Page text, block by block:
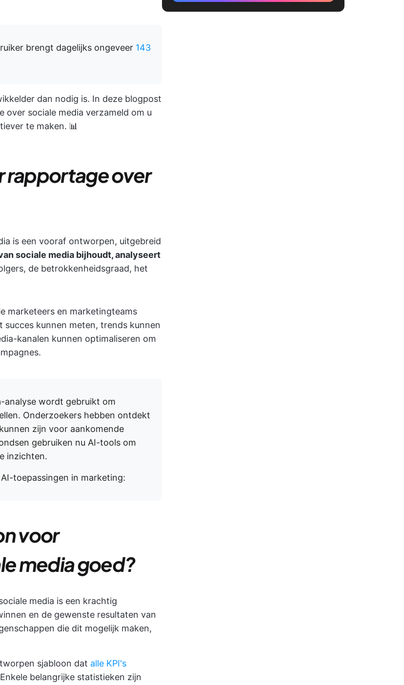
brengt dagelijks ongeveer 143
dan nodig is. In deze blogpost
sociale media verzameld om u
te maken. 📊
rapportage over
is een vooraf ontworpen, uitgebreid
sociale media bijhoudt, analyseert
de betrokkenheidsgraad, het
marketeers en marketingteams
kunnen meten, trends kunnen
kanalen kunnen optimaliseren om
analyse wordt gebruikt om
Onderzoekers hebben ontdekt
zijn voor aankomende
gebruiken nu AI-tools om
inzichten.
toepassingen in marketing:
voor
media goed?
media is een krachtig
en de gewenste resultaten van
die dit mogelijk maken,
sjabloon dat alle KPI's
belangrijke statistieken zijn